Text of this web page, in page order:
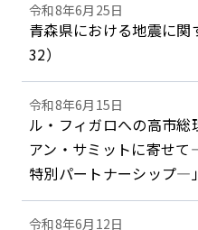
令和8年6月25日
青森県における地震に関
32）
令和8年6月15日
ル・フィガロへの高市
アン・サミットに寄せ
特別パートナーシップ―」
令和8年6月12日